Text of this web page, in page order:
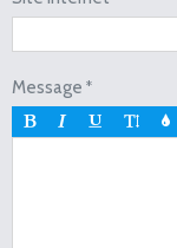
Message